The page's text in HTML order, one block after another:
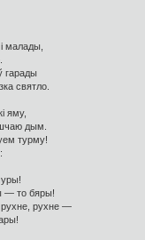
малады,
гарады
святло.
яму,
дым.
турму!
— то бяры!
рухне, рухне —